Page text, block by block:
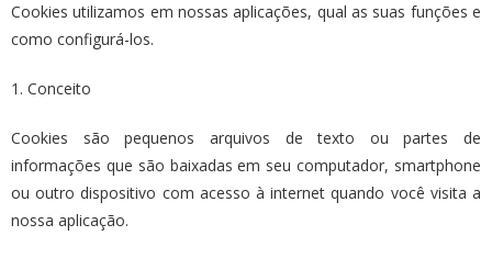
Cookies utilizamos em nossas aplicações, qual as suas funções e
como configurá-los.
1. Conceito
Cookies são pequenos arquivos de texto ou partes de
informações que são baixadas em seu computador, smartphone
ou outro dispositivo com acesso à internet quando você visita a
nossa aplicação.